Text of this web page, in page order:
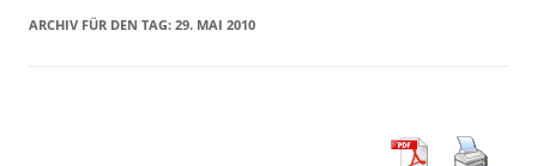
ARCHIV FÜR DEN TAG: 29. MAI 2010